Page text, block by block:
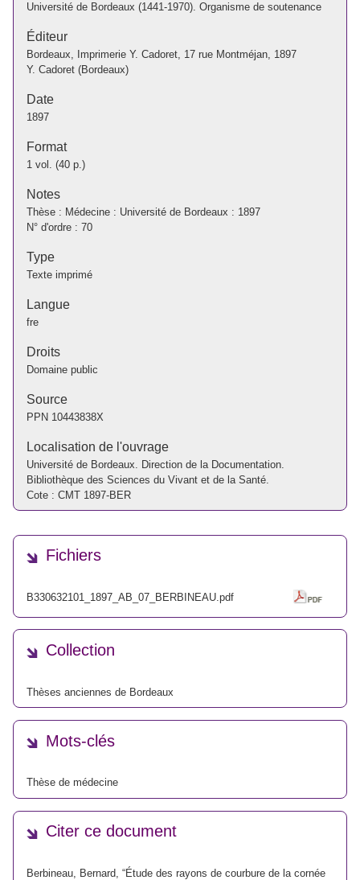
Université de Bordeaux (1441-1970). Organisme de soutenance
Éditeur
Bordeaux, Imprimerie Y. Cadoret, 17 rue Montméjan, 1897
Y. Cadoret (Bordeaux)
Date
1897
Format
1 vol. (40 p.)
Notes
Thèse : Médecine : Université de Bordeaux : 1897
N° d'ordre : 70
Type
Texte imprimé
Langue
fre
Droits
Domaine public
Source
PPN 10443838X
Localisation de l'ouvrage
Université de Bordeaux. Direction de la Documentation.
Bibliothèque des Sciences du Vivant et de la Santé.
Cote : CMT 1897-BER
Fichiers
B330632101_1897_AB_07_BERBINEAU.pdf
Collection
Thèses anciennes de Bordeaux
Mots-clés
Thèse de médecine
Citer ce document
Berbineau, Bernard, “Étude des rayons de courbure de la cornée